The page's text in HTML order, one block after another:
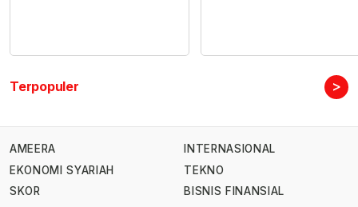
Terpopuler >
AMEERA
EKONOMI SYARIAH
SKOR
INTERNASIONAL
TEKNO
BISNIS FINANSIAL